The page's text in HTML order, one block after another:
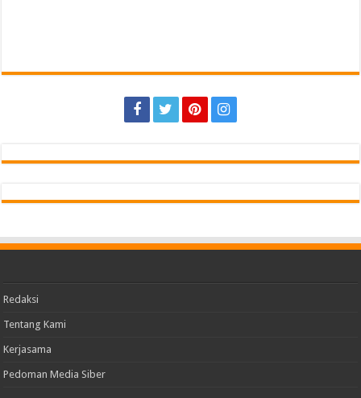
Redaksi
Tentang Kami
Kerjasama
Pedoman Media Siber